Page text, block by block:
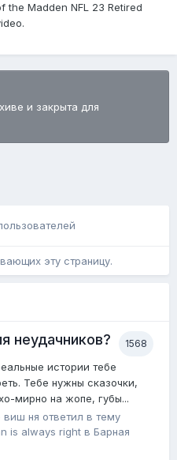
the Madden NFL 23 Retired
и закрыта для
эту страницу.
1568
неудачников?
истории тебе
Тебе нужны сказочки,
мирно на жопе, губы...
виш ня ответил в тему
is always right в Барная